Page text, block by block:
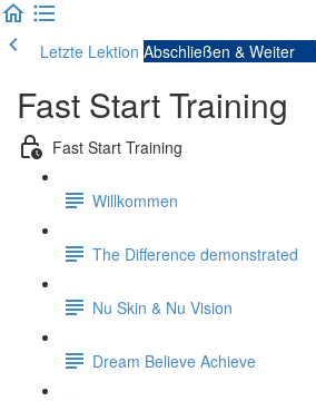
Letzte Lektion Abschließen & Weiter
Fast Start Training
Fast Start Training
Willkommen
The Difference demonstrated
Nu Skin & Nu Vision
Dream Believe Achieve